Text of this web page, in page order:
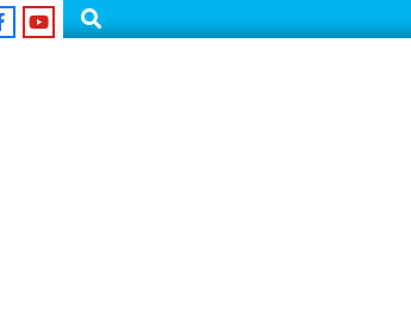
Search